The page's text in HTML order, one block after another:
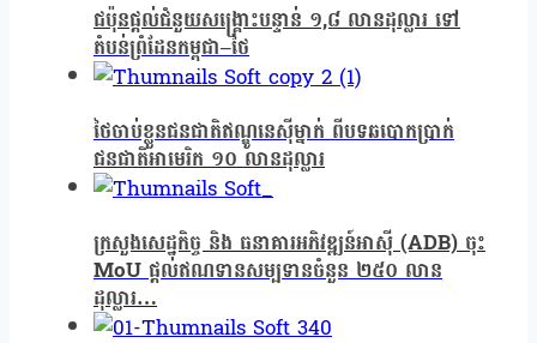
ជប៉ុនផ្ដល់ជំនួយសង្គ្រោះបន្ទាន់ ១,៨ លានដុល្លារ ទៅ
តំបន់ព្រំដែនកម្ពុជា–ថៃ
ថៃចាប់ខ្លួនជនជាតិឥណ្ឌូនេស៊ីម្នាក់ ពីបទឆបោកប្រាក់
ជនជាតិអាមេរិក ១០ លានដុល្លារ
ក្រសួងសេដ្ឋកិច្ច និង ធនាគារអភិវឌ្ឍន៍អាស៊ី (ADB) ចុះ
MoU ផ្តល់ឥណទានសម្បទានចំនួន ២៥០ លាន
ដុល្លារ…